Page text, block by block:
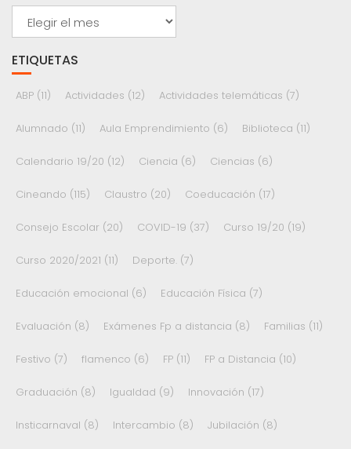
ETIQUETAS
ABP (11) Actividades (12) Actividades telemáticas (7)
Alumnado (11) Aula Emprendimiento (6) Biblioteca (11)
Calendario 19/20 (12) Ciencia (6) Ciencias (6)
Cineando (115) Claustro (20) Coeducación (17)
Consejo Escolar (20) COVID-19 (37) Curso 19/20 (19)
Curso 2020/2021 (11) Deporte. (7)
Educación emocional (6) Educación Física (7)
Evaluación (8) Exámenes Fp a distancia (8) Familias (11)
Festivo (7) flamenco (6) FP (11) FP a Distancia (10)
Graduación (8) Igualdad (9) Innovación (17)
Insticarnaval (8) Intercambio (8) Jubilación (8)